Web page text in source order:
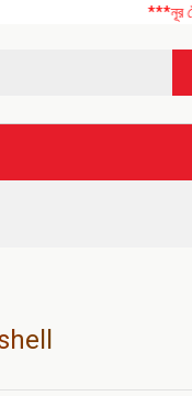
***নূর টেলিকম এ